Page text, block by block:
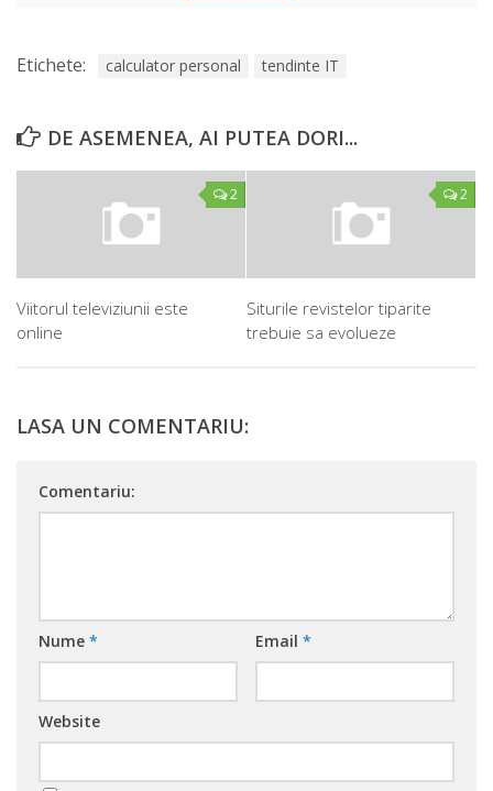
Etichete: calculator personal tendinte IT
DE ASEMENEA, AI PUTEA DORI...
2
Viitorul televiziunii este
online
2
Siturile revistelor tiparite
trebuie sa evolueze
LASA UN COMENTARIU:
Comentariu:
Nume * Email *
Website